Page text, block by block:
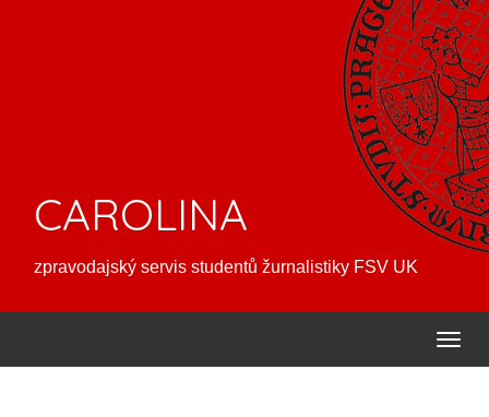
CAROLINA
zpravodajský servis studentů žurnalistiky FSV UK